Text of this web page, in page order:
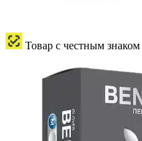
Товар с честным знаком